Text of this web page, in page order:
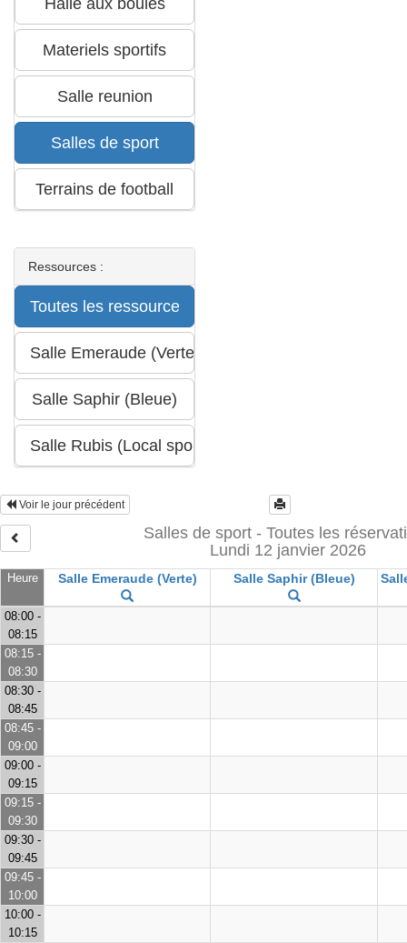
Ressources :
Voir le jour précédent
Salles de sport - Toutes les
Lundi 12 janvier 2026
Heure Salle Emeraude (Verte) Salle Saphir (Bleue)
08:00 -
08:15
08:15 -
08:30
08:30 -
08:45
08:45 -
09:00
09:00 -
09:15
09:15 -
09:30
09:30 -
09:45
09:45 -
10:00
10:00 -
10:15